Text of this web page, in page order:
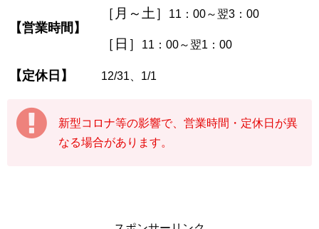
【営業時間】
［月～土］ 11：00～翌3：00
［日］ 11：00～翌1：00
【定休日】 12/31、1/1
新型コロナ等の影響で、営業時間・定休日が異
なる場合があります。